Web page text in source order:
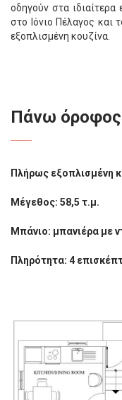
οδηγούν στα
στο Ιόνιο Πέλαγος και
εξοπλισμένη κουζίνα.
Πάνω όροφος
Πλήρως εξοπλισμένη
Μέγεθος: 58,5 τ.μ.
Μπάνιο: μπανιέρα με
Πληρότητα: 4